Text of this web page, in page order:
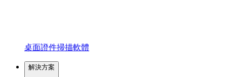
桌面證件掃描軟體
解決方案